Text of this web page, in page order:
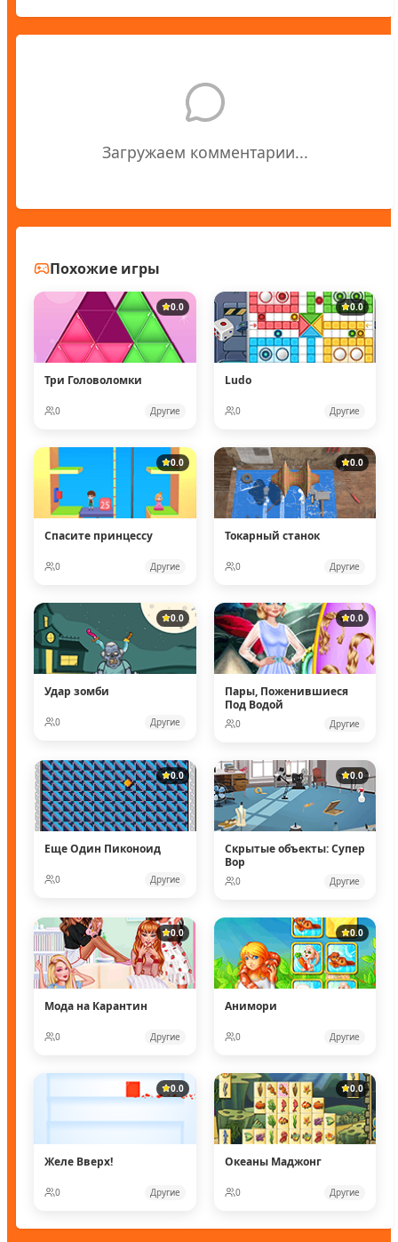
Загружаем комментарии...
Похожие игры
0.0
Три Головоломки
0 Другие
0.0
Ludo
0 Другие
0.0
Спасите принцессу
0 Другие
0.0
Токарный станок
0 Другие
0.0
Удар зомби
0 Другие
0.0
Пары, Поженившиеся
Под Водой
0 Другие
0.0
Еще Один Пиконоид
0 Другие
0.0
Скрытые объекты: Супер
Вор
0 Другие
0.0
Мода на Карантин
0 Другие
0.0
Анимори
0 Другие
0.0
Желе Вверх!
0 Другие
0.0
Океаны Маджонг
0 Другие